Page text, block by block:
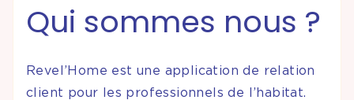
& Services
Qui sommes nous ?
Revel’Home est une application de relation
client pour les professionnels de l’habitat.